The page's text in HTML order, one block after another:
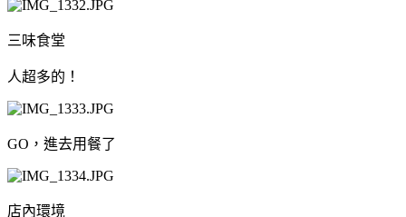
三味食堂
人超多的！
GO，進去用餐了
店內環境